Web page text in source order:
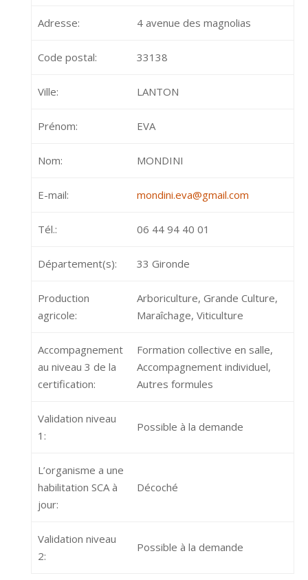
Adresse: 4 avenue des magnolias
Code postal: 33138
Ville: LANTON
Prénom: EVA
Nom: MONDINI
E-mail: mondini.eva@gmail.com
Tél.: 06 44 94 40 01
Département(s): 33 Gironde
Production
agricole:
Arboriculture, Grande Culture,
Maraîchage, Viticulture
Accompagnement
au niveau 3 de la
certification:
Formation collective en salle,
Accompagnement individuel,
Autres formules
Validation niveau
1:
Possible à la demande
L’organisme a une
habilitation SCA à
jour:
Décoché
Validation niveau
2:
Possible à la demande